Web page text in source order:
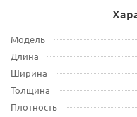
Модель
Длина
Ширина
Толщина
Плотность